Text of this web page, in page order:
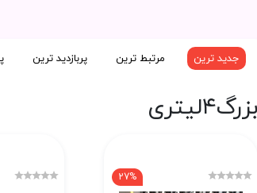
جدید ترین مرتبط ترین پربازدید ترین
بزرگ۴لیتری
27%